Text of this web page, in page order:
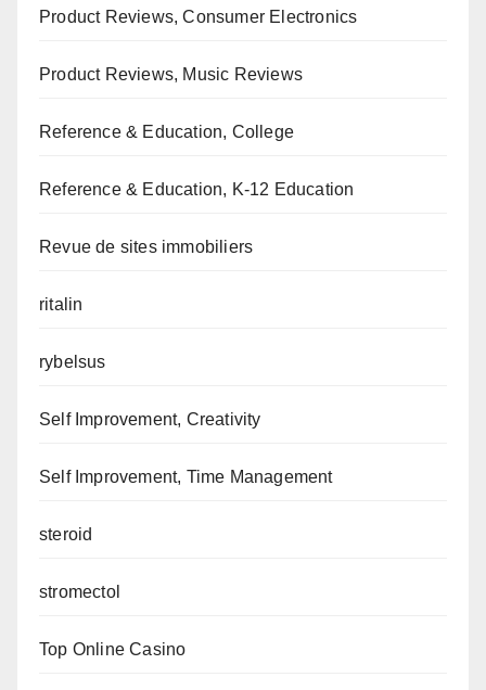
Product Reviews, Consumer Electronics
Product Reviews, Music Reviews
Reference & Education, College
Reference & Education, K-12 Education
Revue de sites immobiliers
ritalin
rybelsus
Self Improvement, Creativity
Self Improvement, Time Management
steroid
stromectol
Top Online Casino